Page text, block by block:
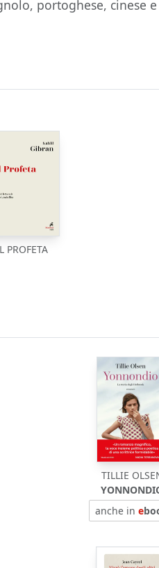
portoghese, cinese
PROFETA
TILLIE
anche ine